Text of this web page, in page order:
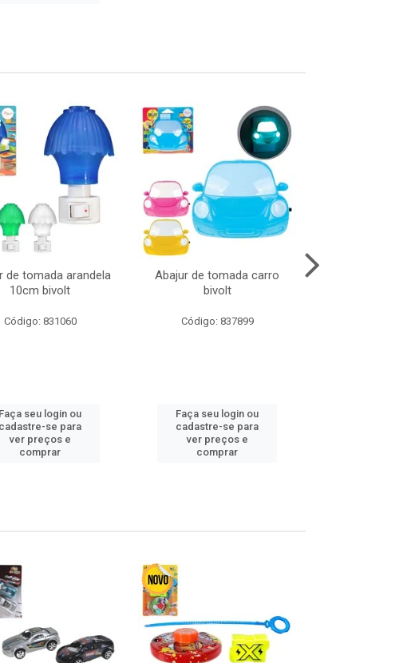
de tomada arandela
10cm bivolt
Código: 831060
Faça seu login ou
cadastre-se para
ver preços e
comprar
Abajur de tomada carro
bivolt
Código: 837899
Faça seu login ou
cadastre-se para
ver preços e
comprar